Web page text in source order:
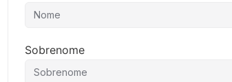
Sobrenome